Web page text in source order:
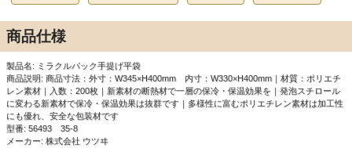
商品仕様
製品名: ミラクルパック手提げ平袋
商品説明: 商品寸法：外寸：W345×H400mm 内寸：W330×H400mm｜材質：ポリエチ
レン素材｜入数：200枚｜新素材の断熱材で一層の保冷・保温効果を｜発泡スチロール
に変わる新素材で保冷・保温効果は抜群です｜多様性に富むポリエチレン素材は加工性
にも優れ、安全な包装材です
型番: 56493 35-8
メーカー: 株式会社 ウツヰ